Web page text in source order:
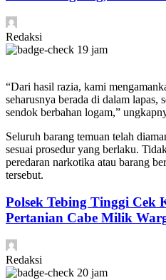
Redaksi
19 jam
“Dari hasil razia, kami
seharusnya berada di dalam lapas,
sendok berbahan logam,”
Seluruh barang temuan telah
sesuai prosedur yang berlaku.
peredaran narkotika atau barang
tersebut.
Polsek Tebing Tinggi Cek
Pertanian Cabe Milik
Redaksi
20 jam